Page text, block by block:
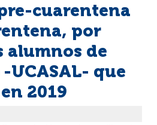
cuarentena
por
alumnos de
UCASAL- que
2019